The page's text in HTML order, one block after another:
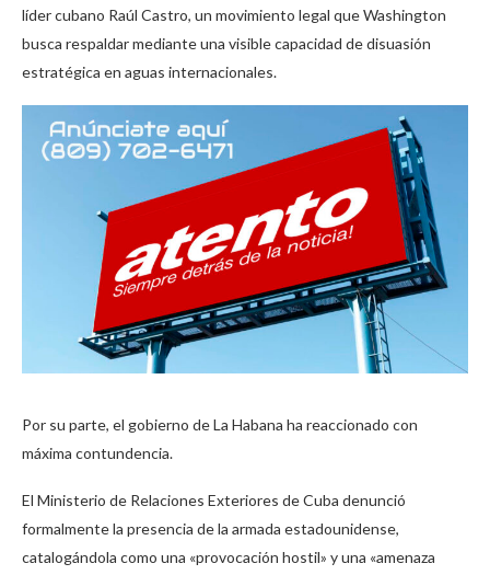
líder cubano Raúl Castro, un movimiento legal que Washington
busca respaldar mediante una visible capacidad de disuasión
estratégica en aguas internacionales.
Por su parte, el gobierno de La Habana ha reaccionado con
máxima contundencia.
El Ministerio de Relaciones Exteriores de Cuba denunció
formalmente la presencia de la armada estadounidense,
catalogándola como una «provocación hostil» y una «amenaza